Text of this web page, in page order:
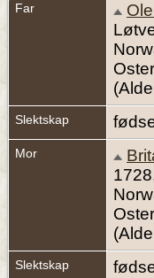
Far
Slektskap
Mor
Slektskap